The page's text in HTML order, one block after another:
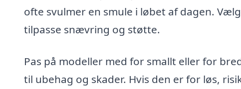
ofte svulmer en smule i løbet af dagen.
tilpasse snævring og støtte.
Pas på modeller med for smallt eller for
til ubehag og skader. Hvis den er for løs,